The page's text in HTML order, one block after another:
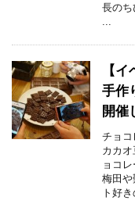
長の
【
手作
開催
チョコ
カカ
ョコ
梅田や
ト好き